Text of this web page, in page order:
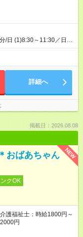
/日 (1)8:30～11:30／日当
時間帯は選べません。 ◆
わり次第、早上がり可
詳細へ
掲載日：2026.08.08
NEW
おばあちゃん
クOK
護福祉士：時給1800円～
円